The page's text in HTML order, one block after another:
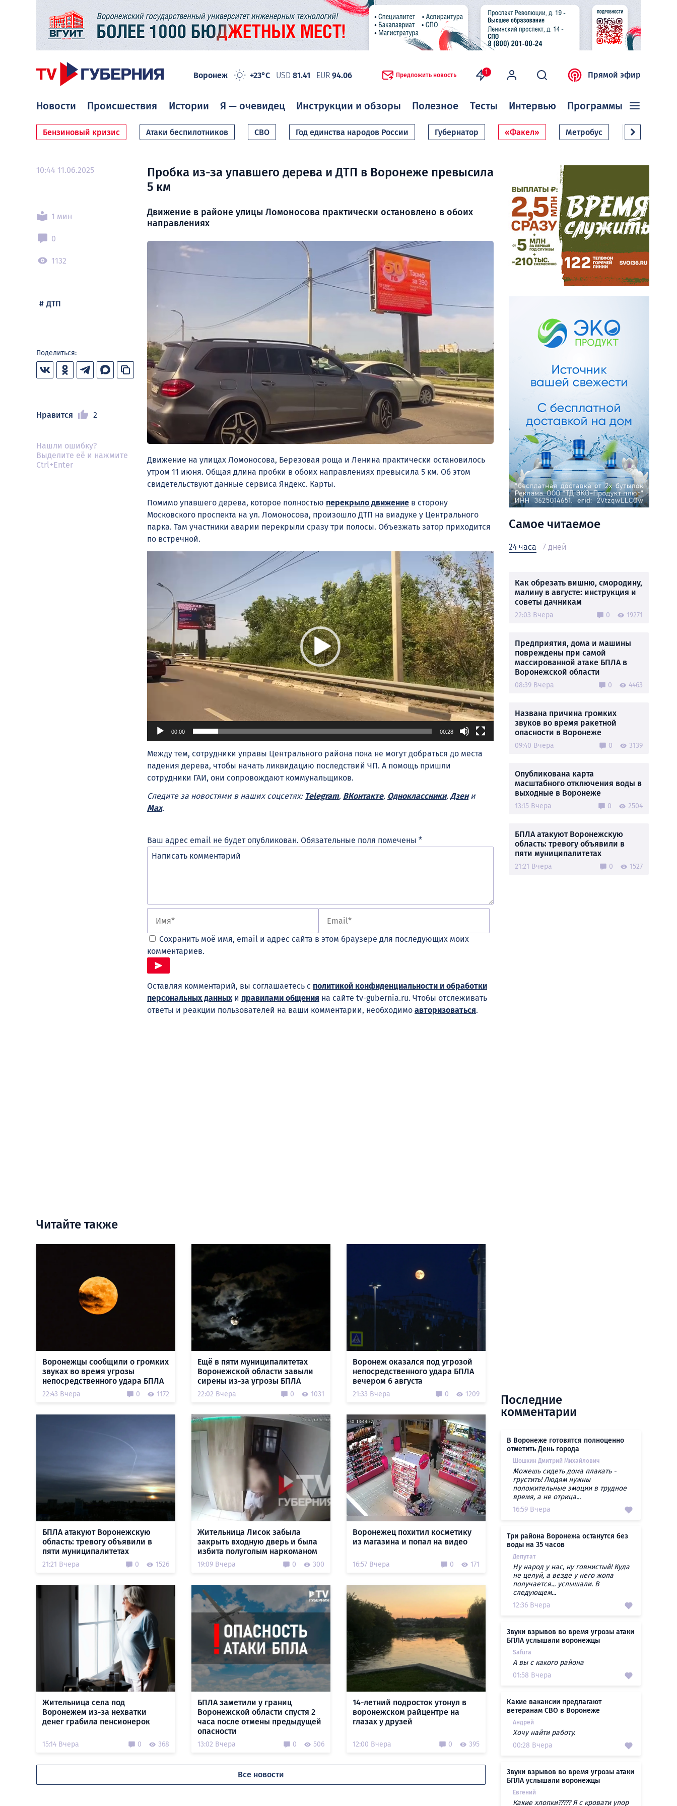
Воронеж +23°C USD 81.41 EUR 94.06 Предложить новость 1 Прямой эфир
Новости Происшествия Истории Я — очевидец Инструкции и обзоры Полезное Тесты Интервью Программы
Бензиновый кризис Атаки беспилотников СВО Год единства народов России Губернатор «Факел» Метробус Дачный
10:44 11.06.2025
1 мин
0
1132
ДТП
Поделиться:
Нравится 2
Нашли ошибку?
Выделите её и нажмите
Ctrl+Enter
Пробка из-за упавшего дерева и ДТП в Воронеже превысила
5 км
Движение в районе улицы Ломоносова практически остановлено в обоих
направлениях
Движение на улицах Ломоносова, Березовая роща и Ленина практически остановилось
утром 11 июня. Общая длина пробки в обоих направлениях превысила 5 км. Об этом
свидетельствуют данные сервиса Яндекс. Карты.
Помимо упавшего дерева, которое полностью перекрыло движение в сторону
Московского проспекта на ул. Ломоносова, произошло ДТП на виадуке у Центрального
парка. Там участники аварии перекрыли сразу три полосы. Объезжать затор приходится
по встречной.
00:00 00:28
Между тем, сотрудники управы Центрального района пока не могут добраться до места
падения дерева, чтобы начать ликвидацию последствий ЧП. А помощь пришли
сотрудники ГАИ, они сопровождают коммунальщиков.
Следите за новостями в наших соцсетях: Telegram, ВКонтакте, Одноклассники, Дзени
Max.
Ваш адрес email не будет опубликован. Обязательные поля помечены *
Сохранить моё имя, email и адрес сайта в этом браузере для последующих моих
комментариев.
Оставляя комментарий, вы соглашаетесь с политикой конфиденциальности и обработки
персональных данныхи правилами общения на сайте tv-gubernia.ru. Чтобы отслеживать
ответы и реакции пользователей на ваши комментарии, необходимо авторизоваться.
Самое читаемое
24 часа 7 дней
Как обрезать вишню, смородину,
малину в августе: инструкция и
советы дачникам
22:03 Вчера 0 19271
Предприятия, дома и машины
повреждены при самой
массированной атаке БПЛА в
Воронежской области
08:39 Вчера 0 4463
Названа причина громких
звуков во время ракетной
опасности в Воронеже
09:40 Вчера 0 3139
Опубликована карта
масштабного отключения воды в
выходные в Воронеже
13:15 Вчера 0 2504
БПЛА атакуют Воронежскую
область: тревогу объявили в
пяти муниципалитетах
21:21 Вчера 0 1527
Читайте также
Воронежцы сообщили о громких
звуках во время угрозы
непосредственного удара БПЛА
22:43 Вчера 0 1172
Ещё в пяти муниципалитетах
Воронежской области завыли
сирены из-за угрозы БПЛА
22:02 Вчера 0 1031
Воронеж оказался под угрозой
непосредственного удара БПЛА
вечером 6 августа
21:33 Вчера 0 1209
БПЛА атакуют Воронежскую
область: тревогу объявили в
пяти муниципалитетах
21:21 Вчера 0 1526
Жительница Лисок забыла
закрыть входную дверь и была
избита полуголым наркоманом
19:09 Вчера 0 300
Воронежец похитил косметику
из магазина и попал на видео
16:57 Вчера 0 171
Жительница села под
Воронежем из-за нехватки
денег грабила пенсионерок
15:14 Вчера 0 368
БПЛА заметили у границ
Воронежской области спустя 2
часа после отмены предыдущей
опасности
13:02 Вчера 0 506
14-летний подросток утонул в
воронежском райцентре на
глазах у друзей
12:00 Вчера 0 395
Все новости
Последние
комментарии
В Воронеже готовятся полноценно
отметить День города
Шошкин Дмитрий Михайлович
Можешь сидеть дома плакать -
грустить! Людям нужны
положительные эмоции в трудное
время, а не отрица...
16:59 Вчера
Три района Воронежа останутся без
воды на 35 часов
Депутат
Ну народ у нас, ну говнистый! Куда
не целуй, а везде у него жопа
получается... услышали. В
следующем...
12:36 Вчера
Звуки взрывов во время угрозы атаки
БПЛА услышали воронежцы
Safura
А вы с какого района
01:58 Вчера
Какие вакансии предлагают
ветеранам СВО в Воронеже
Андрей
Хочу найти работу.
00:28 Вчера
Звуки взрывов во время угрозы атаки
БПЛА услышали воронежцы
Евгений
Какие хлопки????? Я с кровати упор